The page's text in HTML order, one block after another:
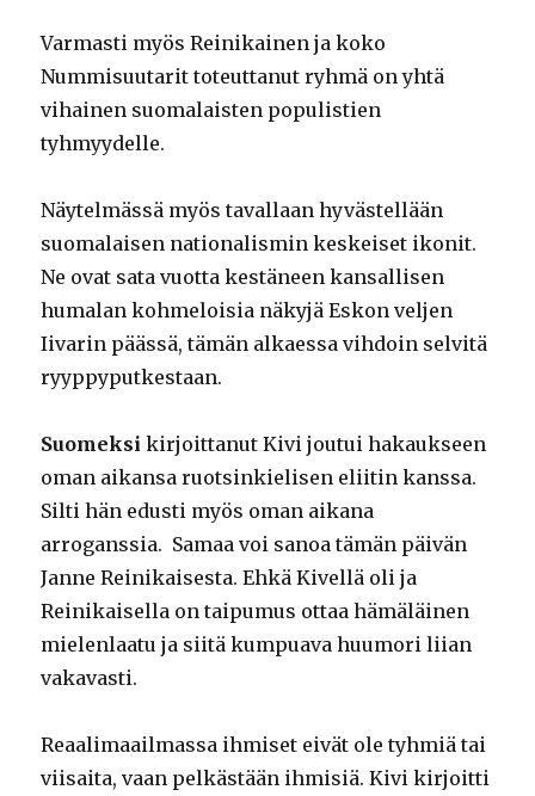
Varmasti myös Reinikainen ja koko
Nummisuutarit toteuttanut ryhmä on yhtä
vihainen suomalaisten populistien
tyhmyydelle.
Näytelmässä myös tavallaan hyvästellään
suomalaisen nationalismin keskeiset ikonit.
Ne ovat sata vuotta kestäneen kansallisen
humalan kohmeloisia näkyjä Eskon veljen
Iivarin päässä, tämän alkaessa vihdoin selvitä
ryyppyputkestaan.
Suomeksi kirjoittanut Kivi joutui hakaukseen
oman aikansa ruotsinkielisen eliitin kanssa.
Silti hän edusti myös oman aikana
arroganssia. Samaa voi sanoa tämän päivän
Janne Reinikaisesta. Ehkä Kivellä oli ja
Reinikaisella on taipumus ottaa hämäläinen
mielenlaatu ja siitä kumpuava huumori liian
vakavasti.
Reaalimaailmassa ihmiset eivät ole tyhmiä tai
viisaita, vaan pelkästään ihmisiä. Kivi kirjoitti